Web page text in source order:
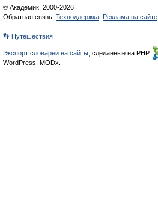
© Академик, 2000-2026
Обратная связь: Техподдержка Реклама на сайте
👣 Путешествия
Экспорт словарей на сайты , сделанные на PHP,
WordPress, MODx.